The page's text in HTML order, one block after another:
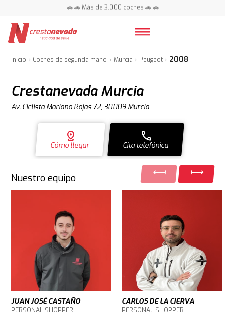
📍 Centros en toda España ⭐
Inicio Coches de segunda mano Murcia Peugeot 2008
Crestanevada Murcia
Av. Ciclista Mariano Rojas 72, 30009 Murcia
distance
Cómo llegar
call
Cita telefónica
Nuestro equipo
JUAN JOSÉ CASTAÑO
PERSONAL SHOPPER
CARLOS DE LA CIERVA
PERSONAL SHOPPER